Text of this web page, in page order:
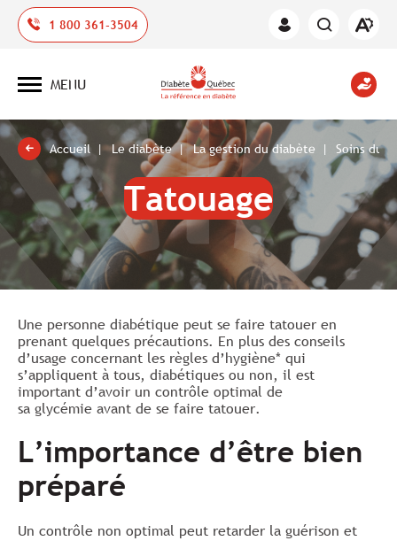
1 800 361-3504
Espace
Ouvrir
Ouvrir
site
MENU
Accueil Le diabète La gestion du diabète Soins du
Tatouage
Une personne diabétique peut se faire tatouer en
prenant quelques précautions. En plus des conseils
d’usage concernant les règles d’hygiène* qui
s’appliquent à tous, diabétiques ou non, il est
important d’avoir un contrôle optimal de
sa glycémie avant de se faire tatouer.
L’importance d’être bien
préparé
Un contrôle non optimal peut retarder la guérison et